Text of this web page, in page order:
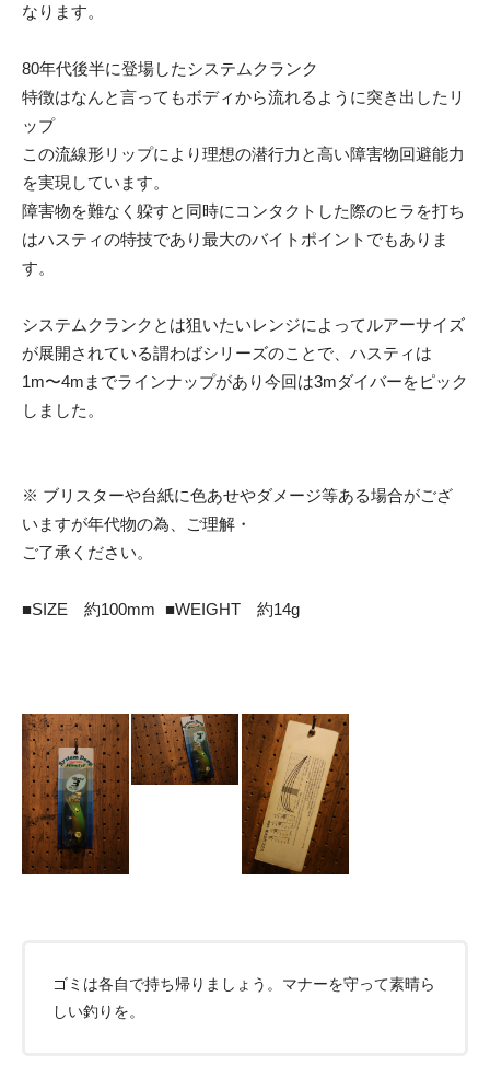
なります。
80年代後半に登場したシステムクランク
特徴はなんと言ってもボディから流れるように突き出したリ
ップ
この流線形リップにより理想の潜行力と高い障害物回避能力
を実現しています。
障害物を難なく躱すと同時にコンタクトした際のヒラを打ち
はハスティの特技であり最大のバイトポイントでもありま
す。
システムクランクとは狙いたいレンジによってルアーサイズ
が展開されている謂わばシリーズのことで、ハスティは
1m〜4mまでラインナップがあり今回は3mダイバーをピック
しました。
※ ブリスターや台紙に色あせやダメージ等ある場合がござ
いますが年代物の為、ご理解・
ご了承ください。
■SIZE 約100mm ■WEIGHT 約14g
ゴミは各自で持ち帰りましょう。マナーを守って素晴ら
しい釣りを。